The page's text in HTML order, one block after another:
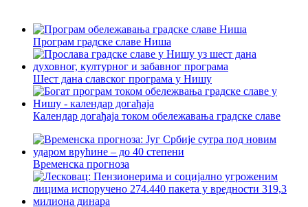
Програм градске славе Ниша
Шест дана славског програма у Нишу
Календар догађаја током обележавања градске славе
Временска прогноза